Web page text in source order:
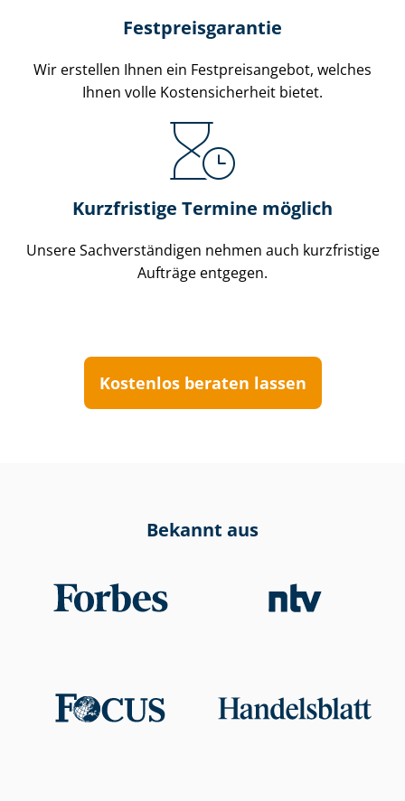
Festpreis​garantie
Wir erstellen Ihnen ein Fest­preis­an­ge­bot, welches
Ihnen volle Kos­ten­si­cher­heit bietet.
Kurzfristige Termine möglich
Unsere Sach­ver­stän­di­gen nehmen auch kurzfristige
Aufträge entgegen.
Kostenlos beraten lassen
Bekannt aus